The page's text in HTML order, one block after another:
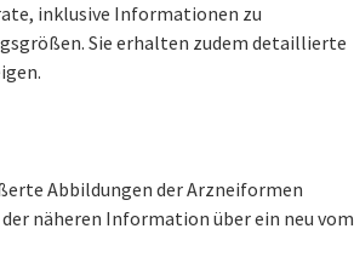
inklusive Informationen zu
Sie erhalten zudem detaillierte
Abbildungen der Arzneiformen
näheren Information über ein neu vom